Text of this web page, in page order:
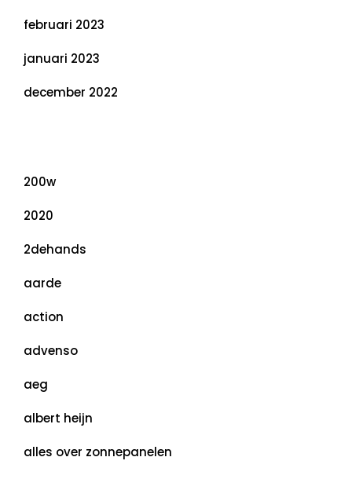
februari 2023
januari 2023
december 2022
200w
2020
2dehands
aarde
action
advenso
aeg
albert heijn
alles over zonnepanelen